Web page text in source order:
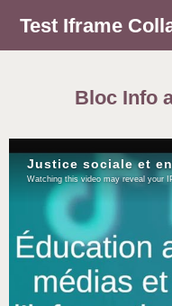
Test Iframe
Bloc Info